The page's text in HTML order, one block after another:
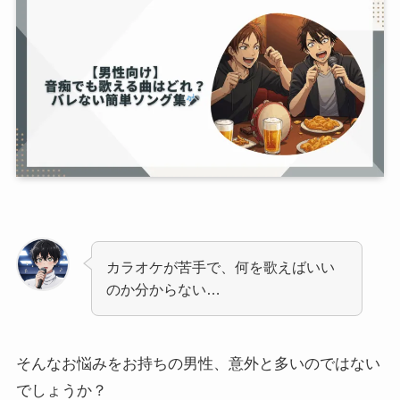
カラオケが苦手で、何を歌えばいい
のか分からない…
そんなお悩みをお持ちの男性、意外と多いのではない
でしょうか？